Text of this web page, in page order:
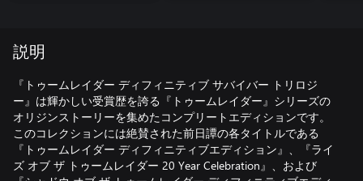
説明
『トゥームレイダー ディフィニティブ サバイバー トリロジ
ー』は輝かしい受賞歴を誇る『トゥームレイダー』シリーズの
オリジンストーリーを集めたコンプリートエディションです。
このコレクションには絶賛された前日譚の各タイトルである
『トゥームレイダー ディフィニティブエディション』、『ライ
ズ オブ ザ トゥームレイダー 20 Year Celebration』、および